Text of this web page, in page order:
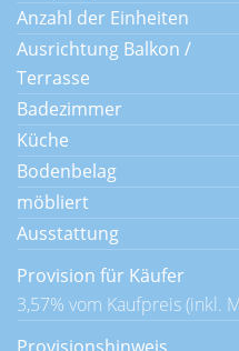
Anzahl der Einheiten
Ausrichtung Balkon /
Terrasse
Badezimmer
Küche
Bodenbelag
möbliert
Ausstattung
Provision für Käufer
3,57% vom Kaufpreis (inkl.